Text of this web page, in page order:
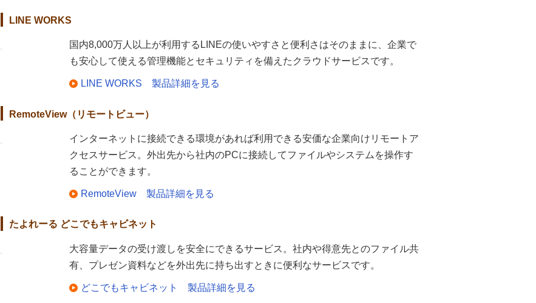
LINE WORKS
国内8,000万人以上が利用するLINEの使いやすさと便利さはそのままに、企業で
も安心して使える管理機能とセキュリティを備えたクラウドサービスです。
LINE WORKS 製品詳細を見る
RemoteView（リモートビュー）
インターネットに接続できる環境があれば利用できる安価な企業向けリモートア
クセスサービス。外出先から社内のPCに接続してファイルやシステムを操作す
ることができます。
RemoteView 製品詳細を見る
たよれーる どこでもキャビネット
大容量データの受け渡しを安全にできるサービス。社内や得意先とのファイル共
有、プレゼン資料などを外出先に持ち出すときに便利なサービスです。
どこでもキャビネット 製品詳細を見る